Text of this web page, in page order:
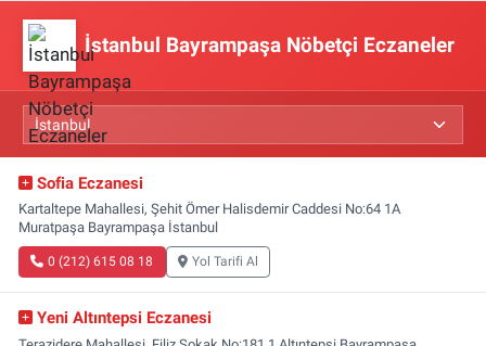
İstanbul Bayrampaşa Nöbetçi Eczaneler
Sofia Eczanesi
Kartaltepe Mahallesi, Şehit Ömer Halisdemir Caddesi No:64 1A
Muratpaşa Bayrampaşa İstanbul
0 (212) 615 08 18 Yol Tarifi Al
Yeni Altıntepsi Eczanesi